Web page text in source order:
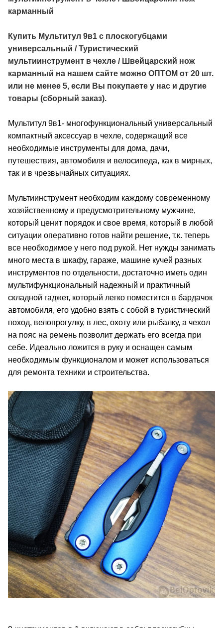
карманный
Купить Мультитул 9в1 с плоскогубцами
универсальный / Туристический
мультиинструмент в чехле / Швейцарский нож
карманный на нашем сайте можно ОПТОМ от 20 шт.
или не менее 5, если Вы покупаете у нас и другие
товары (сборный заказ).
Мультитул 9в1- многофункциональный универсальный
компактный аксессуар в чехле, содержащий все
необходимые инструменты для дома, дачи,
путешествия, автомобиля и велосипеда, как в мирных,
так и в чрезвычайных ситуациях.
Мультиинструмент необходим каждому современному
хозяйственному и предусмотрительному мужчине,
который ценит порядок и свое время, который в любой
ситуации оперативно готов найти решение, т.к. теперь
все необходимое у него под рукой. Нет нужды занимать
много места в шкафу, гараже, машине кучей разных
инструментов по отдельности, достаточно иметь один
мультифункциональный надежный и практичный
складной гаджет, который легко поместится в бардачок
автомобиля, его удобно взять с собой в туристический
поход, велопрогулку, в лес, охоту или рыбалку, а чехол
на пояс на ремень позволит держать его всегда при
себе. Идеально ложится в руку и оснащен самым
необходимым функционалом и может использоваться
для ремонта техники и строительства.